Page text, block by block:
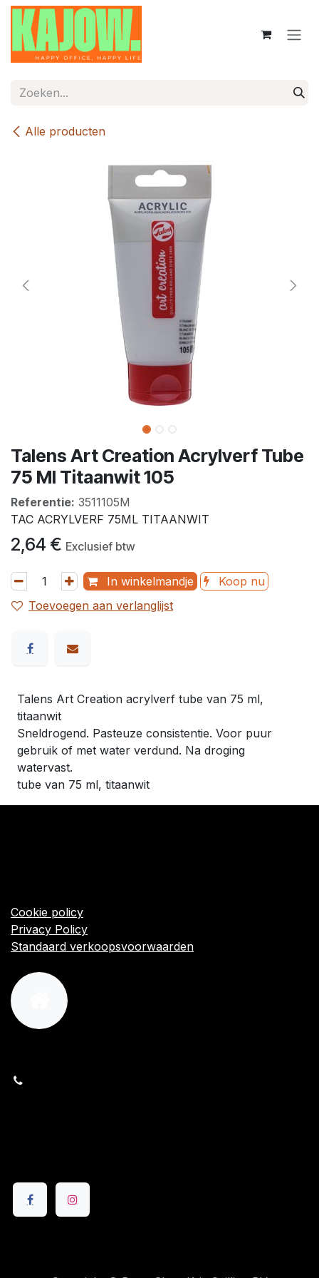
Overslaan naar inhoud
Alle producten
Talens Art Creation Acrylverf Tube
75 Ml Titaanwit 105
Referentie: 3511105M
TAC ACRYLVERF 75ML TITAANWIT
2,64 € Exclusief btw
In winkelmandje
Koop nu
Toevoegen aan verlanglijst
Talens Art Creation acrylverf tube van 75 ml,
titaanwit
Sneldrogend. Pasteuze consistentie. Voor puur
gebruik of met water verdund. Na droging
watervast.
tube van 75 ml, titaanwit
Cookie policy
Privacy Policy
Standaard verkoopsvoorwaarden